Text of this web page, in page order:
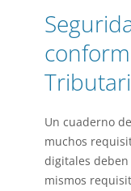
Un cuaderno
muchos
digitales
mismos